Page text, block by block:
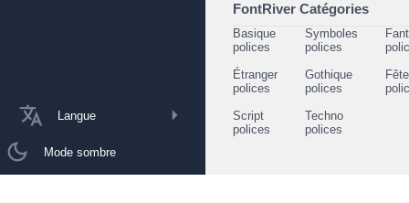
Langue
Mode sombre
FontRiver Catégories
Basique
polices
Symboles
polices
Étranger
polices
Gothique
polices
Script
polices
Techno
polices